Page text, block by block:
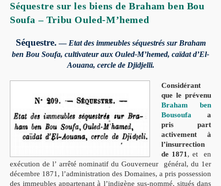
Séquestre sur les biens de Braham ben Bou
Soufa – Tribu Ouled-M’hemed
Séquestre. — Etat des immeubles séquestrés sur Braham
ben Bou Soufa, cultivateur aux Ouled-M’hemed, caïdat d’El-
Aouana, cercle de Djidjelli.
Considérant
que le prévenu
Braham ben
Bousoufa a
pris part
activement à
l’insurrection
de 1871 , et en
exécution del’ arrêté nominatif du Gouverneur général, du 1er
décembre 1871, l’administration des Domaines, a pris possession
des immeubles appartenant à l’indigène sus-nommé, situés dans